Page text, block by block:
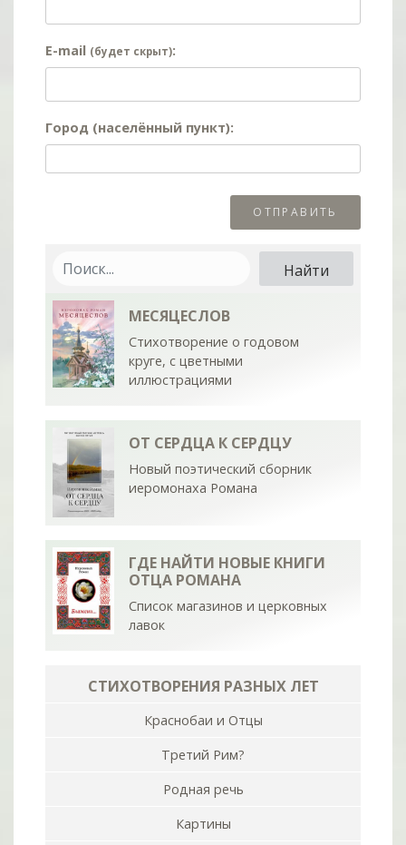
E-mail (будет скрыт):
Город (населённый пункт):
МЕСЯЦЕСЛОВ
Стихотворение о годовом
круге, с цветными
иллюстрациями
ОТ СЕРДЦА К СЕРДЦУ
Новый поэтический сборник
иеромонаха Романа
ГДЕ НАЙТИ НОВЫЕ КНИГИ
ОТЦА РОМАНА
Список магазинов и церковных
лавок
СТИХОТВОРЕНИЯ РАЗНЫХ ЛЕТ
Краснобаи и Отцы
Третий Рим?
Родная речь
Картины